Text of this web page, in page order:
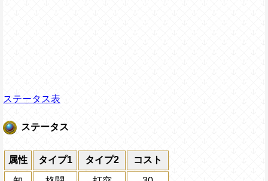
ステータス表
ステータス
属性 タイプ1 タイプ2 コスト